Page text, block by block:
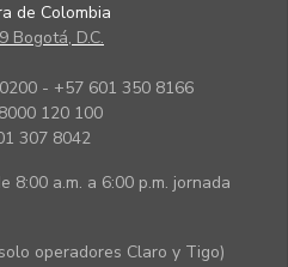
de Colombia
Bogotá, D.C.
- +57 601 350 8166
120 100
307 8042
8:00 a.m. a 6:00 p.m. jornada
operadores Claro y Tigo)